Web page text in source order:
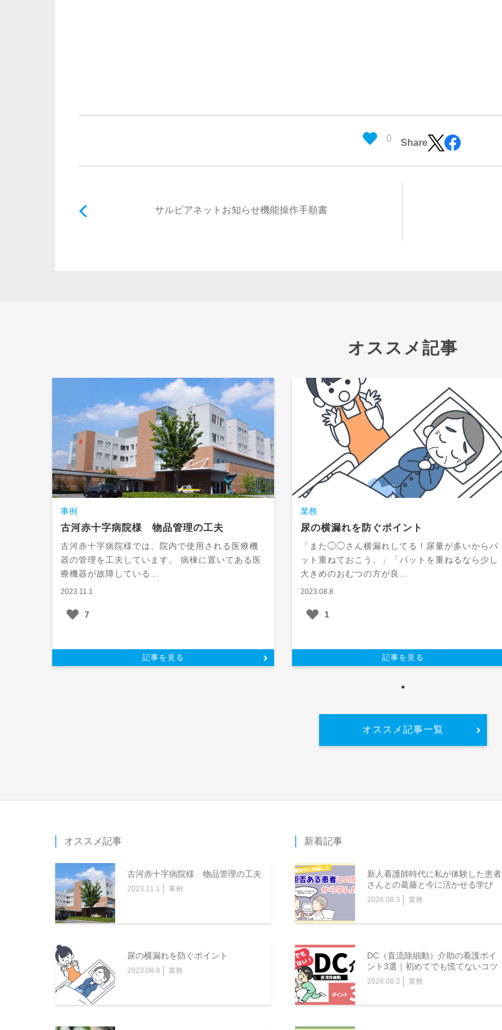
0 Share
サルビアネットお知らせ機能操作手順書
オススメ記事
事例
古河赤十字病院様 物品管理の工夫
古河赤十字病院様では、院内で使用される医療機
器の管理を工夫しています。 病棟に置いてある医
療機器が故障している…
2023.11.1
7
記事を見る
業務
尿の横漏れを防ぐポイント
「また◯◯さん横漏れしてる！尿量が多いからパ
ット重ねておこう。」「パットを重ねるなら少し
大きめのおむつの方が良…
2023.08.8
1
記事を見る
オススメ記事一覧
オススメ記事
古河赤十字病院様 物品管理の工夫
2023.11.1 事例
尿の横漏れを防ぐポイント
2023.08.8 業務
新着記事
新人看護師時代に私が体験した患者
さんとの葛藤と今に活かせる学び
2026.08.3 業務
DC（直流除細動）介助の看護ポイ
ント3選｜初めてでも慌てないコツ
2026.08.3 業務